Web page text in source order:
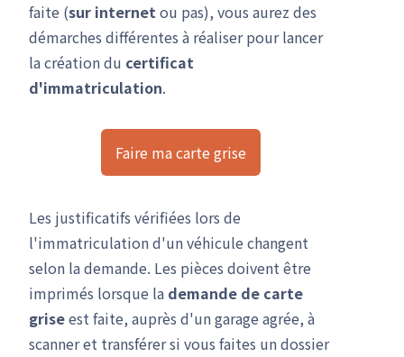
faite (sur internetou pas), vous aurez des
démarches différentes à réaliser pour lancer
la création du certificat
d'immatriculation.
Faire ma carte grise
Les justificatifs vérifiées lors de
l'immatriculation d'un véhicule changent
selon la demande. Les pièces doivent être
imprimés lorsque la demande de carte
griseest faite, auprès d'un garage agrée, à
scanner et transférer si vous faites un dossier